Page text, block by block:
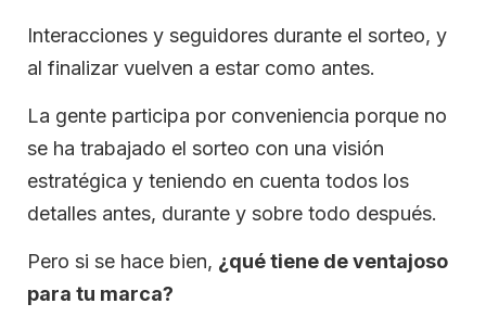
Interacciones y seguidores durante el sorteo, y
al finalizar vuelven a estar como antes.
La gente participa por conveniencia porque no
se ha trabajado el sorteo con una visión
estratégica y teniendo en cuenta todos los
detalles antes, durante y sobre todo después.
Pero si se hace bien, ¿qué tiene de ventajoso
para tu marca?